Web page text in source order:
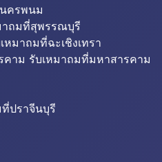
ครพนม
าถมที่สุพรรณบุรี
หมาถมที่ฉะเชิงเทรา
คาม รับเหมาถมที่มหาสารคาม
ปราจีนบุรี